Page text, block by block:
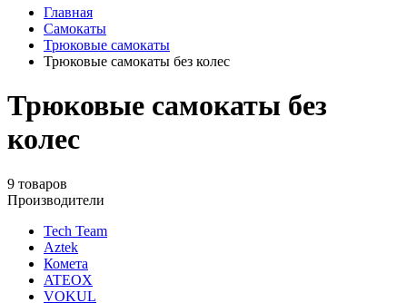
Главная
Самокаты
Трюковые самокаты
Трюковые самокаты без колес
Трюковые самокаты без
колес
9 товаров
Производители
Tech Team
Aztek
Комета
ATEOX
VOKUL